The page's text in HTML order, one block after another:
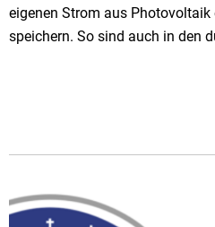
eigenen Strom aus
speichern. So sind auch in den